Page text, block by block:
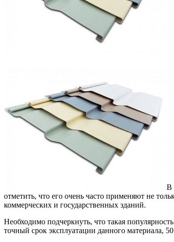
В
отметить, что его очень часто применяют не
коммерческих и государственных зданий.
Необходимо подчеркнуть, что такая
точный срок эксплуатации данного материала, 50